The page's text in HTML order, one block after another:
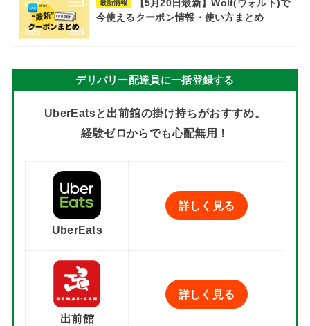
最新情報
【5月20日最新】Wolt(ウォルト)で
今使えるクーポン情報・使い方まとめ
デリバリー配達員に一括登録する
UberEatsと出前館の掛け持ちがおすすめ。
経験ゼロからでも心配無用！
UberEats
詳しく見る
出前館
詳しく見る